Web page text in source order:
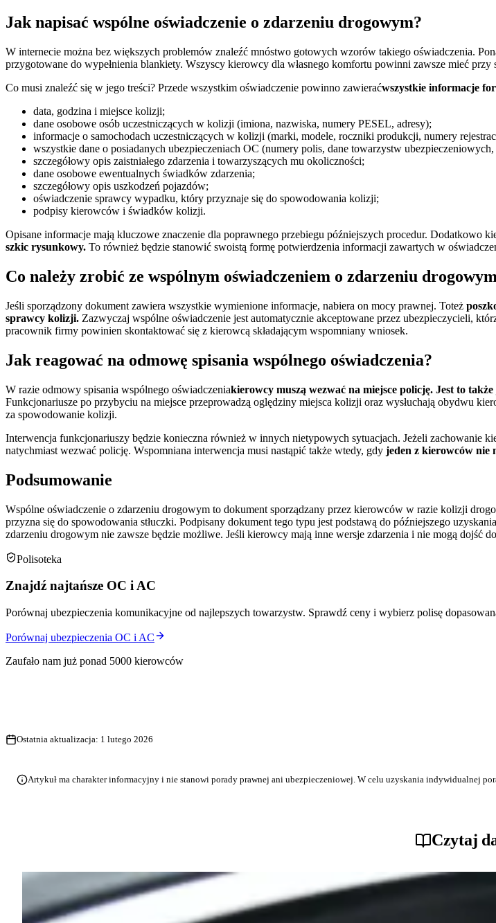
Jak napisać wspólne oświadczenie o zdarzeniu drogowym?
W internecie można bez większych problemów znaleźć mnóstwo gotowych wzorów takiego oświadczenia.
przygotowane do wypełnienia blankiety. Wszyscy kierowcy dla własnego komfortu powinni zawsze mieć
Co musi znaleźć się w jego treści? Przede wszystkim oświadczenie powinno zawieraćwszystkie informacje
data, godzina i miejsce kolizji;
dane osobowe osób uczestniczących w kolizji (imiona, nazwiska, numery PESEL, adresy);
informacje o samochodach uczestniczących w kolizji (marki, modele, roczniki produkcji, numery
wszystkie dane o posiadanych ubezpieczeniach OC (numery polis, dane towarzystw
szczegółowy opis zaistniałego zdarzenia i towarzyszących mu okoliczności;
dane osobowe ewentualnych świadków zdarzenia;
szczegółowy opis uszkodzeń pojazdów;
oświadczenie sprawcy wypadku, który przyznaje się do spowodowania kolizji;
podpisy kierowców i świadków kolizji.
Opisane informacje mają kluczowe znaczenie dla poprawnego przebiegu późniejszych procedur. Dodatkowo
szkic rysunkowy. To również będzie stanowić swoistą formę potwierdzenia informacji zawartych w
Co należy zrobić ze wspólnym oświadczeniem o zdarzeniu
Jeśli sporządzony dokument zawiera wszystkie wymienione informacje, nabiera on mocy prawnej. Toteż
sprawcy kolizji. Zazwyczaj wspólne oświadczenie jest automatycznie akceptowane przez ubezpieczycieli,
pracownik firmy powinien skontaktować się z kierowcą składającym wspomniany wniosek.
Jak reagować na odmowę spisania wspólnego oświadczenia?
W razie odmowy spisania wspólnego oświadczeniakierowcy muszą wezwać na miejsce policję. Jest to
Funkcjonariusze po przybyciu na miejsce przeprowadzą oględziny miejsca kolizji oraz wysłuchają obydwu
za spowodowanie kolizji.
Interwencja funkcjonariuszy będzie konieczna również w innych nietypowych sytuacjach. Jeżeli zachowanie
natychmiast wezwać policję. Wspomniana interwencja musi nastąpić także wtedy, gdy jeden z kierowców nie
Podsumowanie
Wspólne oświadczenie o zdarzeniu drogowym to dokument sporządzany przez kierowców w razie kolizji
przyzna się do spowodowania stłuczki. Podpisany dokument tego typu jest podstawą do późniejszego
zdarzeniu drogowym nie zawsze będzie możliwe. Jeśli kierowcy mają inne wersje zdarzenia i nie mogą dojść
Polisoteka
Znajdź najtańsze OC i AC
Porównaj ubezpieczenia komunikacyjne od najlepszych towarzystw. Sprawdź ceny i wybierz polisę
Porównaj ubezpieczenia OC i AC
Zaufało nam już ponad 5000 kierowców
Ostatnia aktualizacja: 1 lutego 2026
Artykuł ma charakter informacyjny i nie stanowi porady prawnej ani ubezpieczeniowej. W celu uzyskania indywidualnej
Czytaj